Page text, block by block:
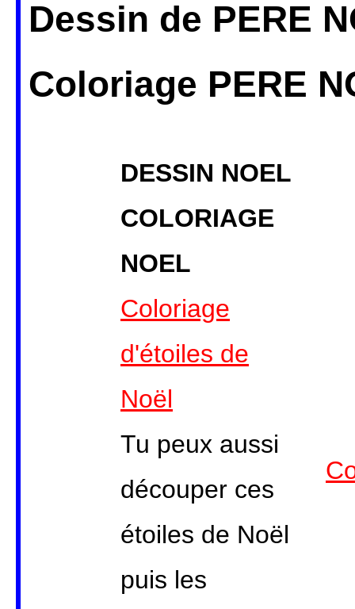
Dessin de PERE
Coloriage PERE
DESSIN NOEL
COLORIAGE
NOEL
Coloriage
d'étoiles de
Noël
Tu peux aussi
découper ces
étoiles de Noël
puis les